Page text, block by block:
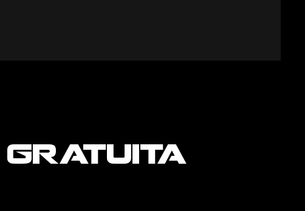
gratuita